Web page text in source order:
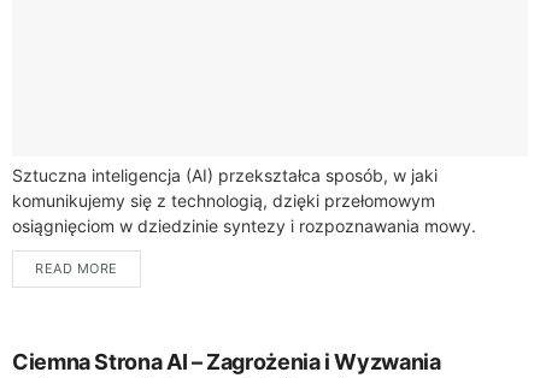
Sztuczna inteligencja (AI) przekształca sposób, w jaki
komunikujemy się z technologią, dzięki przełomowym
osiągnięciom w dziedzinie syntezy i rozpoznawania mowy.
Współczesne rozwiązania, takie jak Automatic Speech
Recognition (ASR), mogą pochwalić...
READ MORE
Ciemna Strona AI – Zagrożenia i Wyzwania